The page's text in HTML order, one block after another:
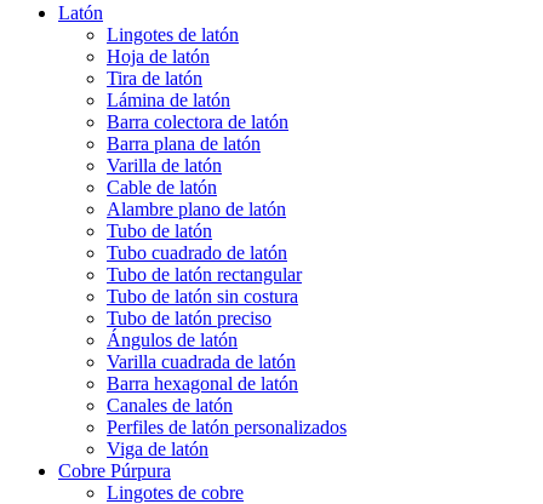
Latón
Lingotes de latón
Hoja de latón
Tira de latón
Lámina de latón
Barra colectora de latón
Barra plana de latón
Varilla de latón
Cable de latón
Alambre plano de latón
Tubo de latón
Tubo cuadrado de latón
Tubo de latón rectangular
Tubo de latón sin costura
Tubo de latón preciso
Ángulos de latón
Varilla cuadrada de latón
Barra hexagonal de latón
Canales de latón
Perfiles de latón personalizados
Viga de latón
Cobre Púrpura
Lingotes de cobre